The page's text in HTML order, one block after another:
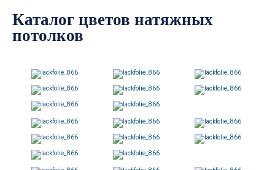
Каталог цветов натяжных
потолков